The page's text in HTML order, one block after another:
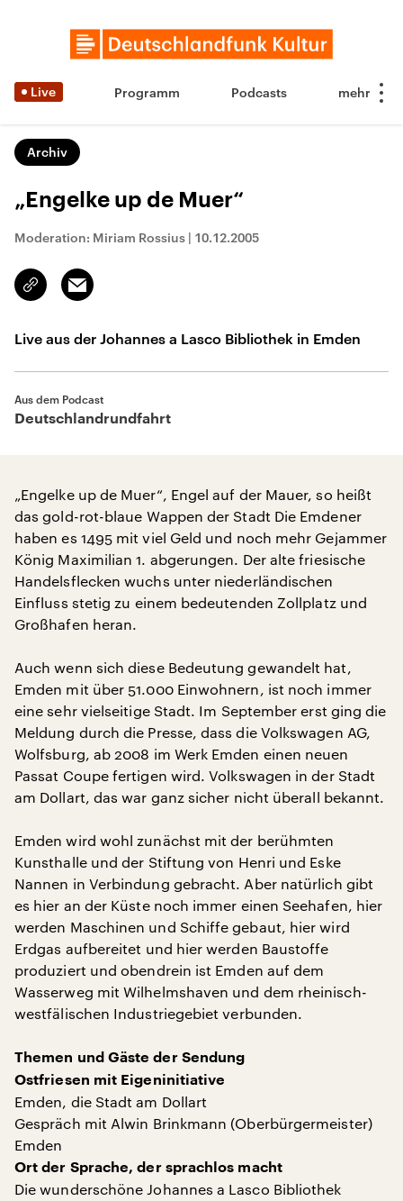
Live Programm Podcasts
Archiv
„Engelke up de Muer“
Moderation: Miriam Rossius | 10.12.2005
Link
kopieren/teilen
Email
Live aus der Johannes a Lasco Bibliothek in Emden
Aus dem Podcast
Deutschlandrundfahrt
„Engelke up de Muer“, Engel auf der Mauer, so heißt
das gold-rot-blaue Wappen der Stadt Die Emdener
haben es 1495 mit viel Geld und noch mehr Gejammer
König Maximilian 1. abgerungen. Der alte friesische
Handelsflecken wuchs unter niederländischen
Einfluss stetig zu einem bedeutenden Zollplatz und
Großhafen heran.
Auch wenn sich diese Bedeutung gewandelt hat,
Emden mit über 51.000 Einwohnern, ist noch immer
eine sehr vielseitige Stadt. Im September erst ging die
Meldung durch die Presse, dass die Volkswagen AG,
Wolfsburg, ab 2008 im Werk Emden einen neuen
Passat Coupe fertigen wird. Volkswagen in der Stadt
am Dollart, das war ganz sicher nicht überall bekannt.
Emden wird wohl zunächst mit der berühmten
Kunsthalle und der Stiftung von Henri und Eske
Nannen in Verbindung gebracht. Aber natürlich gibt
es hier an der Küste noch immer einen Seehafen, hier
werden Maschinen und Schiffe gebaut, hier wird
Erdgas aufbereitet und hier werden Baustoffe
produziert und obendrein ist Emden auf dem
Wasserweg mit Wilhelmshaven und dem rheinisch-
westfälischen Industriegebiet verbunden.
Themen und Gäste der Sendung
Ostfriesen mit Eigeninitiative
Emden, die Stadt am Dollart
Gespräch mit Alwin Brinkmann (Oberbürgermeister)
Emden
Ort der Sprache, der sprachlos macht
Die wunderschöne Johannes a Lasco Bibliothek